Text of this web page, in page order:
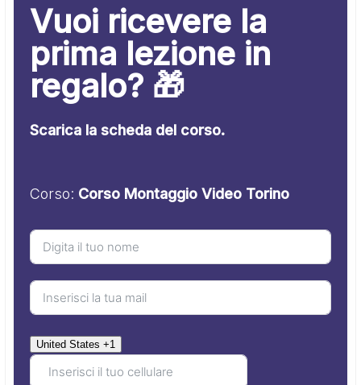
Vuoi ricevere la
prima lezione in
regalo? 🎁
Scarica la scheda del corso.
Corso: Corso Montaggio Video Torino
United States +1